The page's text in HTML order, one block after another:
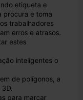
etiqueta e
procura e toma
trabalhadores
erros e atrasos.
estes
inteligentes o
de polígonos, a
para marcar